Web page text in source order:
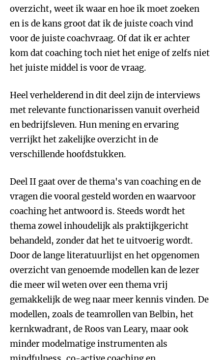
overzicht, weet ik waar en hoe ik moet zoeken
en is de kans groot dat ik de juiste coach vind
voor de juiste coachvraag. Of dat ik er achter
kom dat coaching toch niet het enige of zelfs niet
het juiste middel is voor de vraag.
Heel verhelderend in dit deel zijn de interviews
met relevante functionarissen vanuit overheid
en bedrijfsleven. Hun mening en ervaring
verrijkt het zakelijke overzicht in de
verschillende hoofdstukken.
Deel II gaat over de thema's van coaching en de
vragen die vooral gesteld worden en waarvoor
coaching het antwoord is. Steeds wordt het
thema zowel inhoudelijk als praktijkgericht
behandeld, zonder dat het te uitvoerig wordt.
Door de lange literatuurlijst en het opgenomen
overzicht van genoemde modellen kan de lezer
die meer wil weten over een thema vrij
gemakkelijk de weg naar meer kennis vinden. De
modellen, zoals de teamrollen van Belbin, het
kernkwadrant, de Roos van Leary, maar ook
minder modelmatige instrumenten als